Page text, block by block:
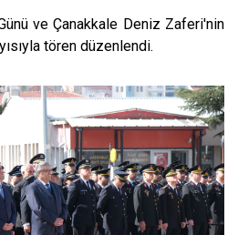
ve Çanakkale Deniz Zaferi'nin
tören düzenlendi.